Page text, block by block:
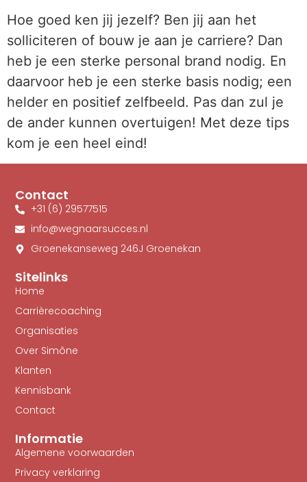
Hoe goed ken jij jezelf? Ben jij aan het
solliciteren of bouw je aan je carriere? Dan
heb je een sterke personal brand nodig. En
daarvoor heb je een sterke basis nodig; een
helder en positief zelfbeeld. Pas dan zul je
de ander kunnen overtuigen! Met deze tips
kom je een heel eind!
Sitelinks
Home
Carrièrecoaching
Organisaties
Over Simône
Klanten
Kennisbank
Contact
Contact
+31 (6) 29577515
info@wegnaarsucces.nl
Groenekanseweg 246J Groenekan
Informatie
Algemene voorwaarden
Privacy verklaring